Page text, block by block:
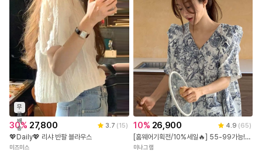
무
료
배
송
30% 27,800 3.7 (15)
💖Daily💖 리샤 반팔 블라우스
미즈미스
10% 26,900 4.9 (65)
[홈웨어기획전/10%세일🔥] 55-99가능! [꿀잠3세트] 빅사이즈잠옷 7부바지 반바지
미나그램